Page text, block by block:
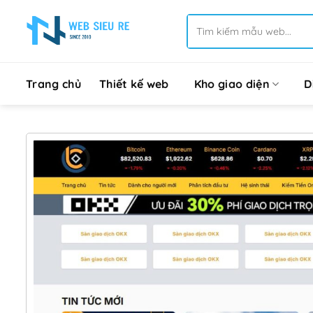
kiếm:
Trang chủ Thiết kế web Kho giao diện